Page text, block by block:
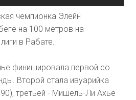
чемпионка Элейн
на 100 метров на
в Рабате.
финишировала первой со
Второй стала ивуарийка
третьей - Мишель-Ли Ахье